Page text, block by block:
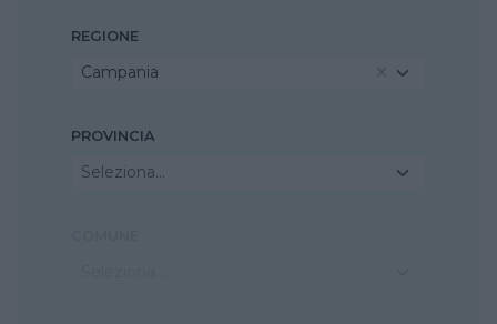
REGIONE
Campania
PROVINCIA
Seleziona...